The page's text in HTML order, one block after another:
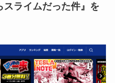
スライムだった件』を